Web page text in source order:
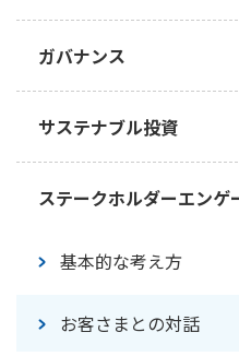
価値創造プロセス
生物多様性保全への
人権
ガバナンス
コーポレートガバナンス
の防止
サステナブル投資
サステナブル投資方針
サステナブル投資の手
スチュワードシップ活動
ステークホルダーエンゲ
基本的な考え方
お客さまとの対話